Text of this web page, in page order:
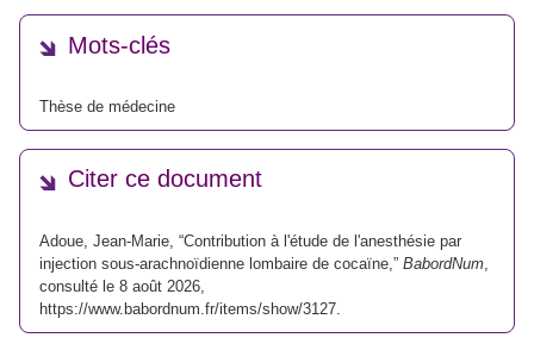
Mots-clés
Thèse de médecine
Citer ce document
Adoue, Jean-Marie, “Contribution à l'étude de l'anesthésie par
injection sous-arachnoïdienne lombaire de cocaïne,” BabordNum
consulté le 8 août 2026,
https://www.babordnum.fr/items/show/3127